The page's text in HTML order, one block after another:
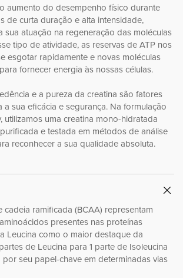
aumento do desempenho físico durante
de curta duração e alta intensidade,
sua atuação na regeneração das moléculas
tipo de atividade, as reservas de ATP nos
esgotar rapidamente e novas moléculas
fornecer energia às nossas células.
e a pureza da creatina são fatores
a sua eficácia e segurança. Na formulação
utilizamos uma creatina mono-hidratada
e testada em métodos de análise
reconhecer a sua qualidade absoluta.
ramificada (BCAA) representam
presentes nas proteínas
Leucina como o maior destaque da
de Leucina para 1 parte de Isoleucina
por seu papel-chave em determinadas vias